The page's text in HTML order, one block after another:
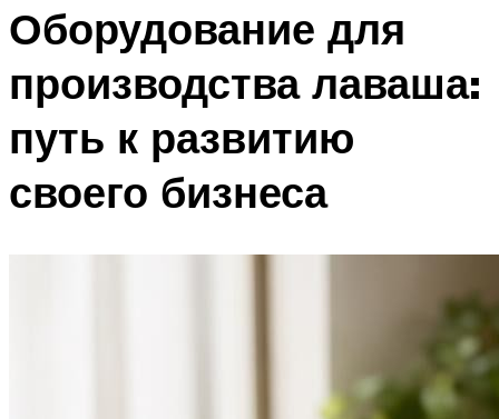
Оборудование для
производства лаваша:
путь к развитию
своего бизнеса